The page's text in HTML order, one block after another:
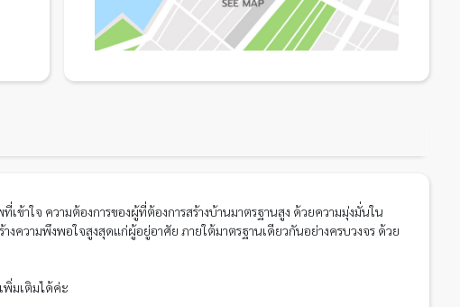
ข้าใจ ความต้องการของผู้ที่ต้องการสร้างบ้านมาตรฐานสูง ด้วยความมุ่งมั่นใน
งความพึงพอใจสูงสุดแก่ผู้อยู่อาศัย ภายใต้มาตรฐานเดียวกันอย่างครบวงจร ด้วย